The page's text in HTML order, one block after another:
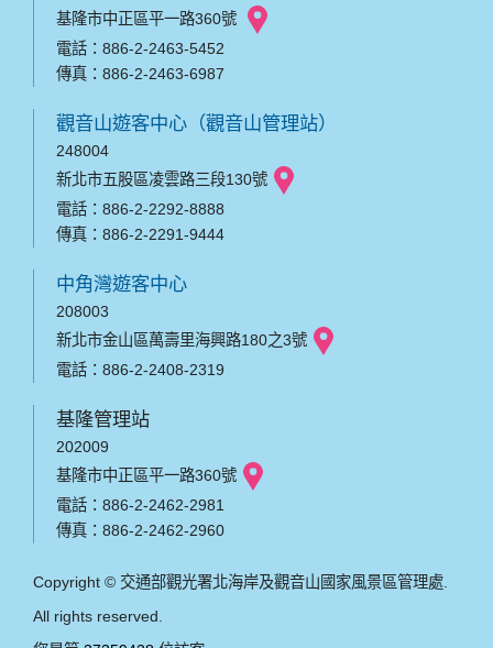
基隆市中正區平一路360號
電話：886-2-2463-5452
傳真：886-2-2463-6987
觀音山遊客中心（觀音山管理站）
248004
新北市五股區凌雲路三段130號
電話：886-2-2292-8888
傳真：886-2-2291-9444
中角灣遊客中心
208003
新北市金山區萬壽里海興路180之3號
電話：886-2-2408-2319
基隆管理站
202009
基隆市中正區平一路360號
電話：886-2-2462-2981
傳真：886-2-2462-2960
Copyright © 交通部觀光署北海岸及觀音山國家風景區管理處.
All rights reserved.